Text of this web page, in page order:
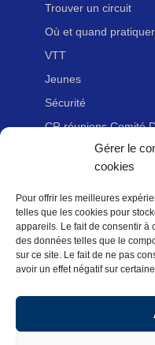
Gérer le
cookies
Pour offrir les meilleures
telles que les cookies pour
appareils. Le fait de consentir à
des données telles que le
sur ce site. Le fait de ne pas
avoir un effet négatif sur
Trouver un circuit
Où et quand
VTT
Jeunes
Sécurité
CR réunions Comité
Adhérer à la
Nous contacter
Newsletter
Mentions légales
Politique des
Politique de cookies